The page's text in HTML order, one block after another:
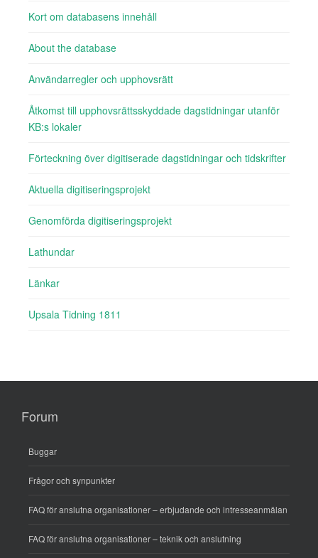
Kort om databasens innehåll
About the database
Användarregler och upphovsrätt
Åtkomst till upphovsrättsskyddade dagstidningar utanför
KB:s lokaler
Förteckning över digitiserade dagstidningar och tidskrifter
Aktuella digitiseringsprojekt
Genomförda digitiseringsprojekt
Lathundar
Länkar
Upsala Tidning 1811
Forum
Buggar
Frågor och synpunkter
FAQ för anslutna organisationer – erbjudande och intresseanmälan
FAQ för anslutna organisationer – teknik och anslutning